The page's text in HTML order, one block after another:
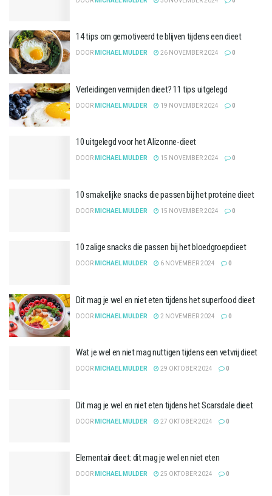
14 tips om gemotiveerd te blijven tijdens een dieet
DOOR MICHAEL MULDER 26 NOVEMBER 2024 0
Verleidingen vermijden dieet? 11 tips uitgelegd
DOOR MICHAEL MULDER 19 NOVEMBER 2024 0
10 uitgelegd voor het Alizonne-dieet
DOOR MICHAEL MULDER 15 NOVEMBER 2024 0
10 smakelijke snacks die passen bij het proteine dieet
DOOR MICHAEL MULDER 15 NOVEMBER 2024 0
10 zalige snacks die passen bij het bloedgroepdieet
DOOR MICHAEL MULDER 6 NOVEMBER 2024 0
Dit mag je wel en niet eten tijdens het superfood dieet
DOOR MICHAEL MULDER 2 NOVEMBER 2024 0
Wat je wel en niet mag nuttigen tijdens een vetvrij dieet
DOOR MICHAEL MULDER 29 OKTOBER 2024 0
Dit mag je wel en niet eten tijdens het Scarsdale dieet
DOOR MICHAEL MULDER 27 OKTOBER 2024 0
Elementair dieet: dit mag je wel en niet eten
DOOR MICHAEL MULDER 25 OKTOBER 2024 0